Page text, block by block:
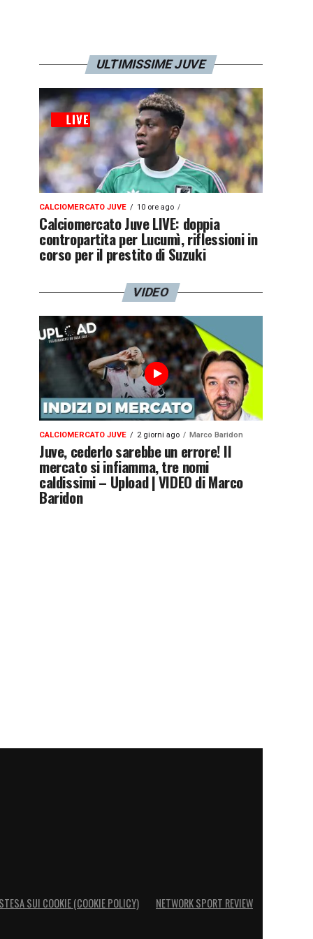
ULTIMISSIME JUVE
CALCIOMERCATO JUVE 10 ore ago
Calciomercato Juve LIVE: doppia
contropartita per Lucumì, riflessioni in
corso per il prestito di Suzuki
VIDEO
CALCIOMERCATO JUVE 2 giorni ago Marco Baridon
Juve, cederlo sarebbe un errore! Il
mercato si infiamma, tre nomi
caldissimi – Upload | VIDEO di Marco
Baridon
SUI COOKIE (COOKIE POLICY) NETWORK SPORT REVIEW